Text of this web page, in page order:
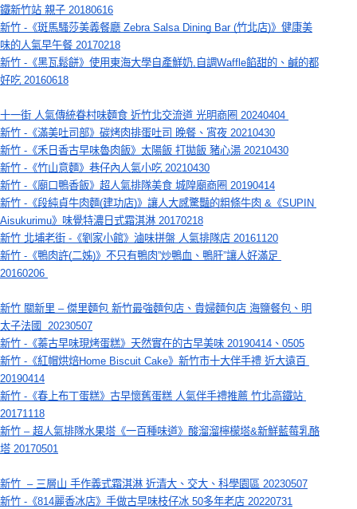
鐵新竹站 親子 20180616
新竹 -《斑馬騷莎美義餐廳 Zebra Salsa Dining Bar (竹北店)》健康美
味的人氣早午餐 20170218
新竹 -《黑瓦鬆餅》使用東海大學自產鮮奶,自調Waffle餡甜的、鹹的都
好吃 20160618
十一街 人氣傳統眷村味麵食 近竹北交流道 光明商圈 20240404
新竹 -《滿美吐司部》碳烤肉排蛋吐司 晚餐、宵夜 20210430
新竹 -《禾日香古早味魯肉飯》太陽飯 打拋飯 豬心湯 20210430
新竹 -《竹山意麵》巷仔內人氣小吃 20210430
新竹 -《廟口鴨香飯》超人氣排隊美食 城隍廟商圈 20190414
新竹 -《段純貞牛肉麵(建功店)》讓人大感驚豔的粗條牛肉 &《SUPIN
Aisukurimu》味覺特濃日式霜淇淋 20170218
新竹 北埔老街 -《劉家小館》滷味拼盤 人氣排隊店 20161120
新竹 -《鴨肉許(二姊)》不只有鴨肉”炒鴨血、鴨肝”讓人好滿足
20160206
新竹 關新里 – 傑里麵包 新竹最強麵包店、貴婦麵包店 海鹽餐包、明
太子法國  20230507
新竹 -《蓁古早味現烤蛋糕》天然實在的古早美味 20190414、0505
新竹 -《紅帽烘焙Home Biscuit Cake》新竹市十大伴手禮 近大遠百
20190414
新竹 -《春上布丁蛋糕》古早懷舊蛋糕 人氣伴手禮推薦 竹北高鐵站
20171118
新竹 – 超人氣排隊水果塔《一百種味道》酸溜溜檸檬塔&新鮮藍莓乳酪
塔 20170501
新竹  – 三層山 手作義式霜淇淋 近清大、交大、科學園區 20230507
新竹 -《814麗香冰店》手做古早味枝仔冰 50多年老店 20220731